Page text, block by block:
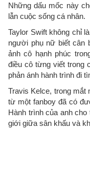
Những dấu mốc này
lẫn cuộc sống cá nhân.
Taylor Swift không chỉ
người phụ nữ biết cân
ảnh cô hạnh phúc
điều cô từng viết trong
phản ánh hành trình đi
Travis Kelce, trong mắt
từ một fanboy đã có
Hành trình của anh
giới giữa sân khấu và